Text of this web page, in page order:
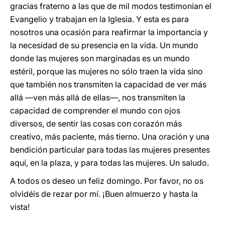
gracias fraterno a las que de mil modos testimonian el
Evangelio y trabajan en la Iglesia. Y esta es para
nosotros una ocasión para reafirmar la importancia y
la necesidad de su presencia en la vida. Un mundo
donde las mujeres son marginadas es un mundo
estéril, porque las mujeres no sólo traen la vida sino
que también nos transmiten la capacidad de ver más
allá —ven más allá de ellas—, nos transmiten la
capacidad de comprender el mundo con ojos
diversos, de sentir las cosas con corazón más
creativo, más paciente, más tierno. Una oración y una
bendición particular para todas las mujeres presentes
aquí, en la plaza, y para todas las mujeres. Un saludo.
A todos os deseo un feliz domingo. Por favor, no os
olvidéis de rezar por mí. ¡Buen almuerzo y hasta la
vista!